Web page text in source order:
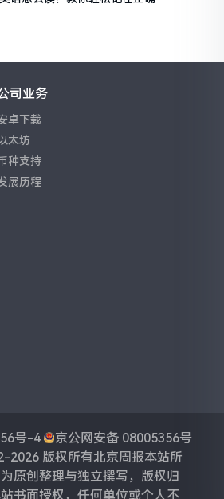
司业务
卓下载
以太坊
种支持
展历程
号-4
京公网安备 08005356号
2026 版权所有北京周报本站所
原创整理与独立撰写，版权归
书面授权，任何单位或个人不